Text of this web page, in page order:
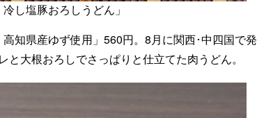
し塩豚おろしうどん」
知県産ゆず使用」560円。8月に関西･中四国で発
大根おろしでさっぱりと仕立てた肉うどん。